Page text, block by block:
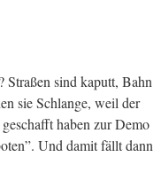
Straßen sind kaputt, Bahn
sie Schlange, weil der
haben zur Demo
Und damit fällt dann